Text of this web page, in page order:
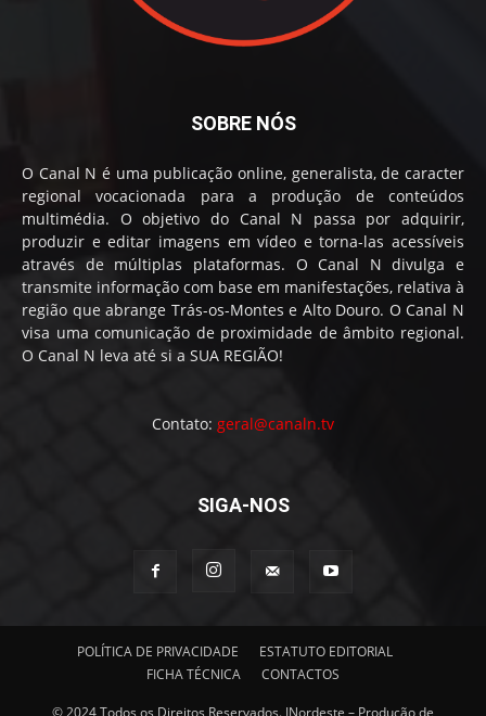
SOBRE NÓS
O Canal N é uma publicação online, generalista, de caracter
regional vocacionada para a produção de conteúdos
multimédia. O objetivo do Canal N passa por adquirir,
produzir e editar imagens em vídeo e torna-las acessíveis
através de múltiplas plataformas. O Canal N divulga e
transmite informação com base em manifestações, relativa à
região que abrange Trás-os-Montes e Alto Douro. O Canal N
visa uma comunicação de proximidade de âmbito regional.
O Canal N leva até si a SUA REGIÃO!
Contato: geral@canaln.tv
SIGA-NOS
POLÍTICA DE PRIVACIDADE
ESTATUTO EDITORIAL
FICHA TÉCNICA
CONTACTOS
© 2024 Todos os Direitos Reservados. INordeste – Produção de